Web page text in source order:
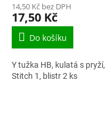
14,50 Kč bez DPH
17,50 Kč
Do košíku
Y tužka HB, kulatá s pryží,
Stitch 1, blistr 2 ks